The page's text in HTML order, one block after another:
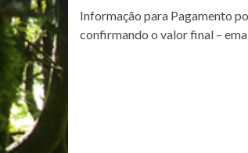
Informação para Pagamento
confirmando o valor final –